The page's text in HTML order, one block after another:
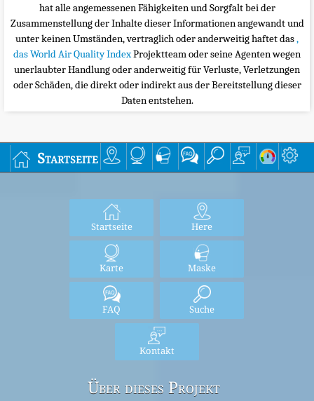
hat alle angemessenen Fähigkeiten und Sorgfalt bei der
Zusammenstellung der Inhalte dieser Informationen angewandt und
unter keinen Umständen, vertraglich oder anderweitig haftet das,
das World Air Quality IndexProjektteam oder seine Agenten wegen
unerlaubter Handlung oder anderweitig für Verluste, Verletzungen
oder Schäden, die direkt oder indirekt aus der Bereitstellung dieser
Daten entstehen.
Startseite
Startseite Here
Karte Maske
FAQ Suche
Kontakt
Über dieses Projekt